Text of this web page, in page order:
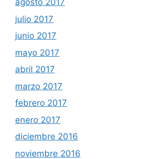
agosto 2017
julio 2017
junio 2017
mayo 2017
abril 2017
marzo 2017
febrero 2017
enero 2017
diciembre 2016
noviembre 2016